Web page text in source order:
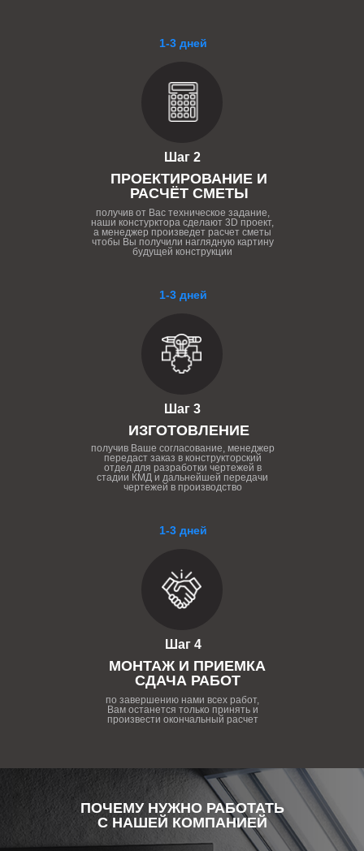
1-3 дней
Шаг 4
МОНТАЖ И ПРИЕМКА
СДАЧА РАБОТ
по завершению нами всех работ,
Вам останется только принять и
произвести окончальный расчет
1-3 дней
Шаг 3
ИЗГОТОВЛЕНИЕ
получив Ваше согласование, менеджер
передаст заказ в конструкторский
отдел для разработки чертежей в
стадии КМД и дальнейшей передачи
чертежей в производство
1-3 дней
Шаг 2
ПРОЕКТИРОВАНИЕ И
РАСЧЁТ СМЕТЫ
получив от Вас техническое задание,
наши констурктора сделают 3D проект,
а менеджер произведет расчет сметы
чтобы Вы получили наглядную картину
будущей конструкции
ПОЧЕМУ НУЖНО РАБОТАТЬ
С НАШЕЙ КОМПАНИЕЙ